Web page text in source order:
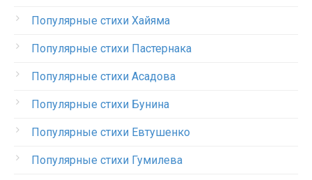
Популярные стихи Хайяма
Популярные стихи Пастернака
Популярные стихи Асадова
Популярные стихи Бунина
Популярные стихи Евтушенко
Популярные стихи Гумилева